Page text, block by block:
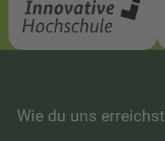
Wie du uns erreichst